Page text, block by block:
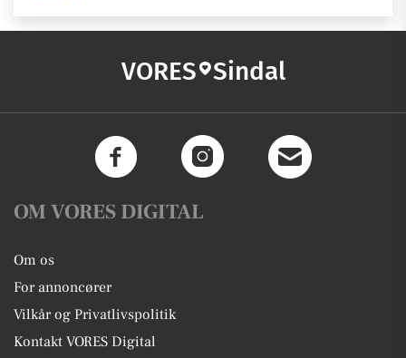
VORES Sindal
OM VORES DIGITAL
Om os
For annoncører
Vilkår og Privatlivspolitik
Kontakt VORES Digital